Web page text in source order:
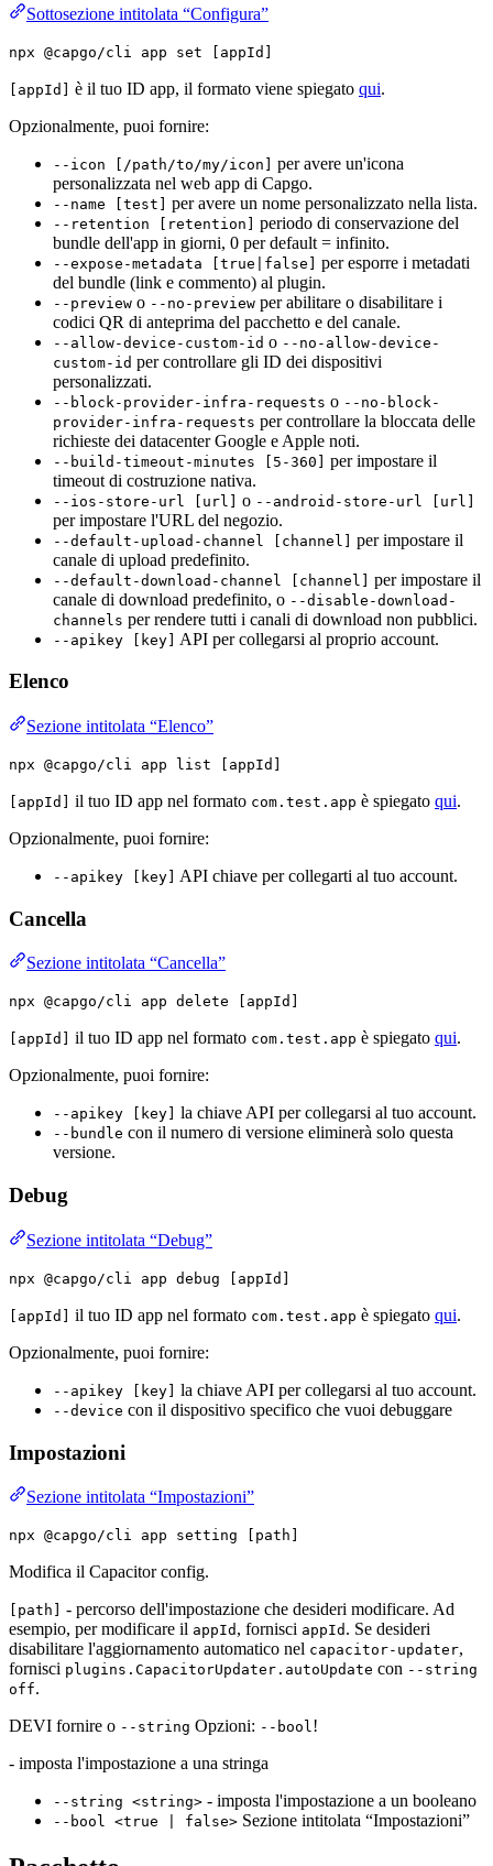
Sottosezione intitolata “Configura”
npx @capgo/cli app set [appId]
[appId] è il tuo ID app, il formato viene spiegato qui.
Opzionalmente, puoi fornire:
--icon [/path/to/my/icon] per avere un'icona
personalizzata nel web app di Capgo.
--name [test] per avere un nome personalizzato nella lista.
--retention [retention] periodo di conservazione del
bundle dell'app in giorni, 0 per default = infinito.
--expose-metadata [true|false] per esporre i metadati
del bundle (link e commento) al plugin.
--preview o --no-preview per abilitare o disabilitare i
codici QR di anteprima del pacchetto e del canale.
--allow-device-custom-id o --no-allow-device-
custom-id per controllare gli ID dei dispositivi
personalizzati.
--block-provider-infra-requests o --no-block-
provider-infra-requests per controllare la bloccata delle
richieste dei datacenter Google e Apple noti.
--build-timeout-minutes [5-360] per impostare il
timeout di costruzione nativa.
--ios-store-url [url] o --android-store-url [url]
per impostare l'URL del negozio.
--default-upload-channel [channel] per impostare il
canale di upload predefinito.
--default-download-channel [channel] per impostare il
canale di download predefinito, o --disable-download-
channels per rendere tutti i canali di download non pubblici.
--apikey [key] API per collegarsi al proprio account.
Elenco
Sezione intitolata “Elenco”
npx @capgo/cli app list [appId]
[appId] il tuo ID app nel formato com.test.app è spiegato qui.
Opzionalmente, puoi fornire:
--apikey [key] API chiave per collegarti al tuo account.
Cancella
Sezione intitolata “Cancella”
npx @capgo/cli app delete [appId]
[appId] il tuo ID app nel formato com.test.app è spiegato qui.
Opzionalmente, puoi fornire:
--apikey [key] la chiave API per collegarsi al tuo account.
--bundle con il numero di versione eliminerà solo questa
versione.
Debug
Sezione intitolata “Debug”
npx @capgo/cli app debug [appId]
[appId] il tuo ID app nel formato com.test.app è spiegato qui.
Opzionalmente, puoi fornire:
--apikey [key] la chiave API per collegarsi al tuo account.
--device con il dispositivo specifico che vuoi debuggare
Impostazioni
Sezione intitolata “Impostazioni”
npx @capgo/cli app setting [path]
Modifica il Capacitor config.
[path]
- percorso dell'impostazione che desideri modificare. Ad
esempio, per modificare il appId , fornisci appId . Se desideri
disabilitare l'aggiornamento automatico nel capacitor-updater,
fornisci plugins.CapacitorUpdater.autoUpdate con --string
off.
DEVI fornire o --string Opzioni: --bool!
- imposta l'impostazione a una stringa
--string <string> - imposta l'impostazione a un booleano
--bool <true | false> Sezione intitolata “Impostazioni”